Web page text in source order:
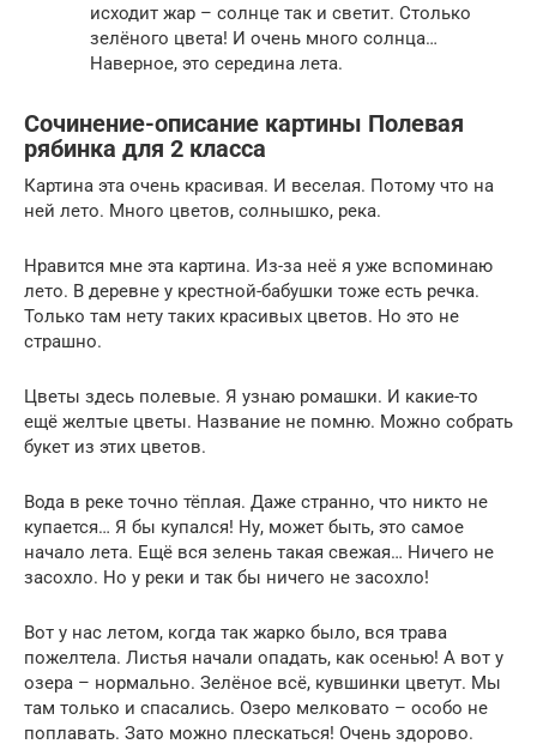
исходит жар – солнце так и светит. Столько
зелёного цвета! И очень много солнца…
Наверное, это середина лета.
Сочинение-описание картины Полевая
рябинка для 2 класса
Картина эта очень красивая. И веселая. Потому что на
ней лето. Много цветов, солнышко, река.
Нравится мне эта картина. Из-за неё я уже вспоминаю
лето. В деревне у крестной-бабушки тоже есть речка.
Только там нету таких красивых цветов. Но это не
страшно.
Цветы здесь полевые. Я узнаю ромашки. И какие-то
ещё желтые цветы. Название не помню. Можно собрать
букет из этих цветов.
Вода в реке точно тёплая. Даже странно, что никто не
купается… Я бы купался! Ну, может быть, это самое
начало лета. Ещё вся зелень такая свежая… Ничего не
засохло. Но у реки и так бы ничего не засохло!
Вот у нас летом, когда так жарко было, вся трава
пожелтела. Листья начали опадать, как осенью! А вот у
озера – нормально. Зелёное всё, кувшинки цветут. Мы
там только и спасались. Озеро мелковато – особо не
поплавать. Зато можно плескаться! Очень здорово.